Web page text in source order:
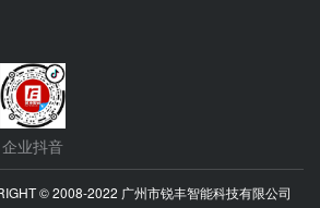
企业抖音
© 2008-2022 广州市锐丰智能科技有限公司